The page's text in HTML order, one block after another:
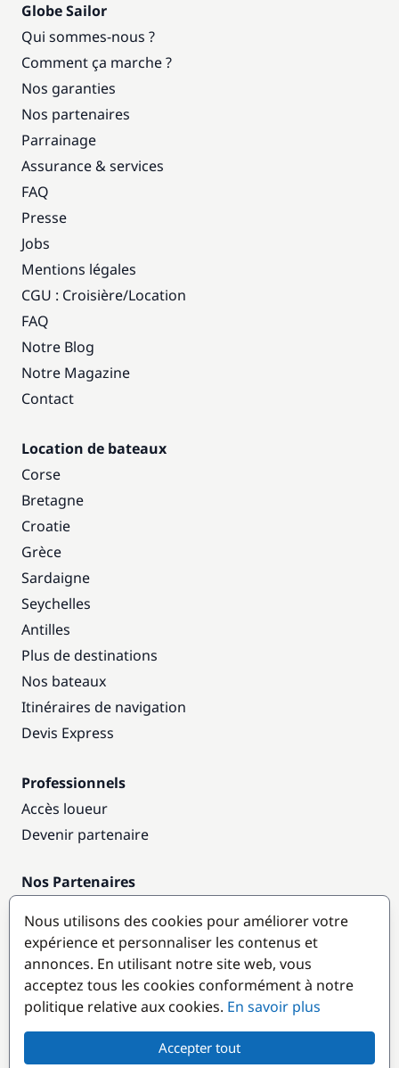
Globe Sailor
Qui sommes-nous ?
Comment ça marche ?
Nos garanties
Nos partenaires
Parrainage
Assurance & services
FAQ
Presse
Jobs
Mentions légales
CGU : Croisière/Location
FAQ
Notre Blog
Notre Magazine
Contact
Location de bateaux
Corse
Bretagne
Croatie
Grèce
Sardaigne
Seychelles
Antilles
Plus de destinations
Nos bateaux
Itinéraires de navigation
Devis Express
Professionnels
Accès loueur
Devenir partenaire
Nos Partenaires
Destinations populaires
Nous utilisons des cookies pour améliorer votre
expérience et personnaliser les contenus et
annonces. En utilisant notre site web, vous
acceptez tous les cookies conformément à notre
politique relative aux cookies. En savoir plus
Accepter tout